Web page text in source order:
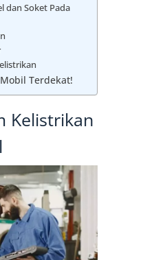
dan Soket Pada
Terdekat!
Kelistrikan